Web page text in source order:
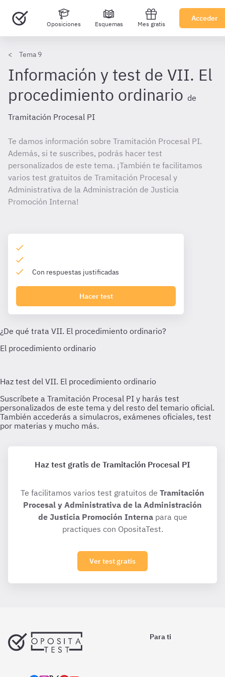
Oposiciones Esquemas Mes gratis
Acceder
Tema 9
Información y test de VII. El
procedimiento ordinario de
Tramitación Procesal PI
Te damos información sobre Tramitación Procesal PI.
Además, si te suscribes, podrás hacer test
personalizados de este tema. ¡También te facilitamos
varios test gratuitos de Tramitación Procesal y
Administrativa de la Administración de Justicia
Promoción Interna!
Con respuestas justificadas
Hacer test
Haz test gratis de Tramitación Procesal PI
Te facilitamos varios test gratuitos de Tramitación
Procesal y Administrativa de la Administración
de Justicia Promoción Internapara que
practiques con OpositaTest.
Ver test gratis
Para ti